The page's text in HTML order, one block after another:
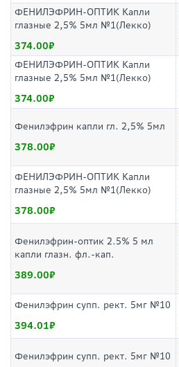
ФЕНИЛЭФРИН-ОПТИК Капли
глазные 2,5% 5мл №1(Лекко)
374.00
ФЕНИЛЭФРИН-ОПТИК Капли
глазные 2,5% 5мл №1(Лекко)
374.00
Фенилэфрин капли гл. 2,5% 5мл
378.00
ФЕНИЛЭФРИН-ОПТИК Капли
глазные 2,5% 5мл №1(Лекко)
378.00
Фенилэфрин-оптик 2.5% 5 мл
капли глазн. фл.-кап.
389.00
Фенилэфрин супп. рект. 5мг №10
394.01
Фенилэфрин супп. рект. 5мг №10